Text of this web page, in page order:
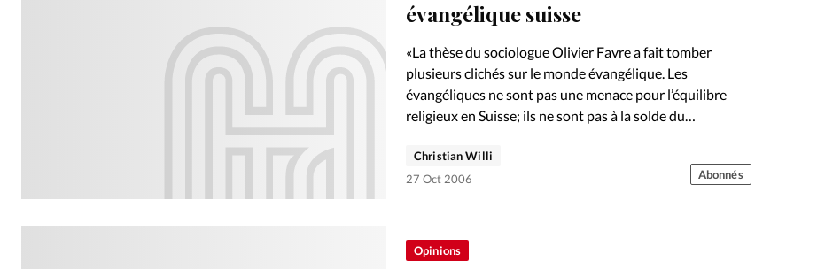
Génération réveil
Monde
Opinions
Relations Aujourd'hui
Tour du monde des Eglises
Trait d'Ixène
À propos
La rédaction
évangélique suisse
«La thèse du sociologue Olivier Favre a fait tomber
plusieurs clichés sur le monde évangélique. Les
évangéliques ne sont pas une menace pour l’équilibre
religieux en Suisse; ils ne sont pas à la solde du…
Christian Willi
27 Oct 2006
Abonnés
Opinions